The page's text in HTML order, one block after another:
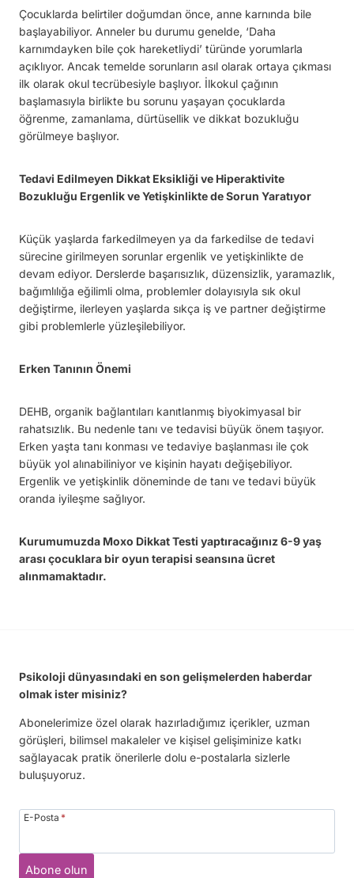
Çocuklarda belirtiler doğumdan önce, anne karnında bile
başlayabiliyor. Anneler bu durumu genelde, ‘Daha
karnımdayken bile çok hareketliydi’ türünde yorumlarla
açıklıyor. Ancak temelde sorunların asıl olarak ortaya çıkması
ilk olarak okul tecrübesiyle başlıyor. İlkokul çağının
başlamasıyla birlikte bu sorunu yaşayan çocuklarda
öğrenme, zamanlama, dürtüsellik ve dikkat bozukluğu
görülmeye başlıyor.
Tedavi Edilmeyen Dikkat Eksikliği ve Hiperaktivite
Bozukluğu Ergenlik ve Yetişkinlikte de Sorun Yaratıyor
Küçük yaşlarda farkedilmeyen ya da farkedilse de tedavi
sürecine girilmeyen sorunlar ergenlik ve yetişkinlikte de
devam ediyor. Derslerde başarısızlık, düzensizlik, yaramazlık,
bağımlılığa eğilimli olma, problemler dolayısıyla sık okul
değiştirme, ilerleyen yaşlarda sıkça iş ve partner değiştirme
gibi problemlerle yüzleşilebiliyor.
Erken Tanının Önemi
DEHB, organik bağlantıları kanıtlanmış biyokimyasal bir
rahatsızlık. Bu nedenle tanı ve tedavisi büyük önem taşıyor.
Erken yaşta tanı konması ve tedaviye başlanması ile çok
büyük yol alınabiliniyor ve kişinin hayatı değişebiliyor.
Ergenlik ve yetişkinlik döneminde de tanı ve tedavi büyük
oranda iyileşme sağlıyor.
Kurumumuzda Moxo Dikkat Testi yaptıracağınız 6-9 yaş
arası çocuklara bir oyun terapisi seansına ücret
alınmamaktadır.
Psikoloji dünyasındaki en son gelişmelerden haberdar
olmak ister misiniz?
Abonelerimize özel olarak hazırladığımız içerikler, uzman
görüşleri, bilimsel makaleler ve kişisel gelişiminize katkı
sağlayacak pratik önerilerle dolu e-postalarla sizlerle
buluşuyoruz.
E-Posta *
Abone olun